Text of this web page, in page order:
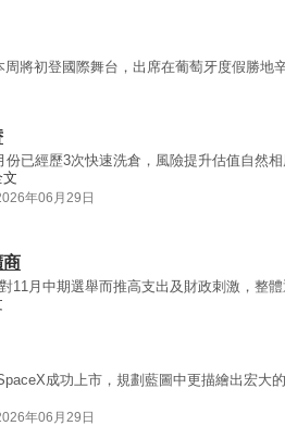
將初登國際舞台，出席在葡萄牙度假勝地
份已經歷3次快速洗倉，風險提升估值自然
文
年06月29日
商
11月中期選舉而推高支出及財政刺激，整
成功上市，規劃藍圖中更描繪出宏大
年06月29日